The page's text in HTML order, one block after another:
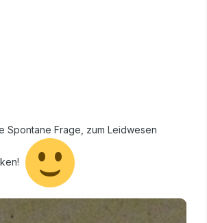
Spontane Frage, zum Leidwesen